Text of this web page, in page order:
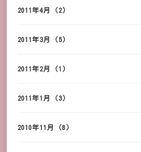
2011年4月 (2)
2011年3月 (5)
2011年2月 (1)
2011年1月 (3)
2010年11月 (8)